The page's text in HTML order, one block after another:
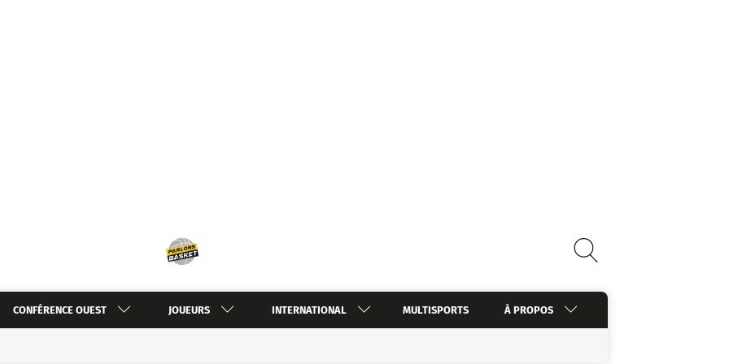
CONFÉRENCE OUEST JOUEURS INTERNATIONAL MULTISPORTS À PROPOS